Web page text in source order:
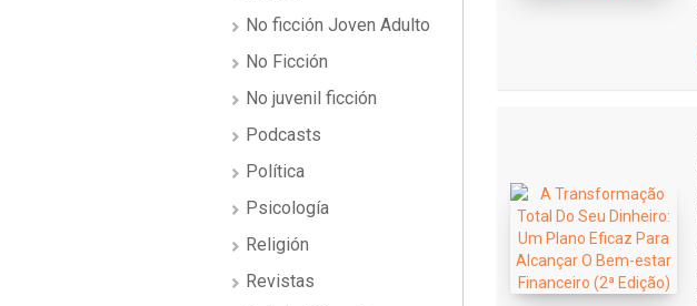
No ficción Joven Adulto
No Ficción
No juvenil ficción
Podcasts
Política
Psicología
Religión
Revistas